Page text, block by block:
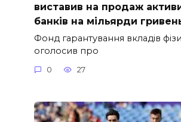
виставив на продаж
банків на мільярди
Фонд гарантування вкладів
оголосив про
0 27